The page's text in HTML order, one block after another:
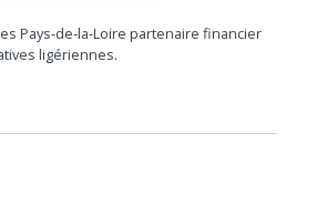
Pays-de-la-Loire partenaire financier
ligériennes.